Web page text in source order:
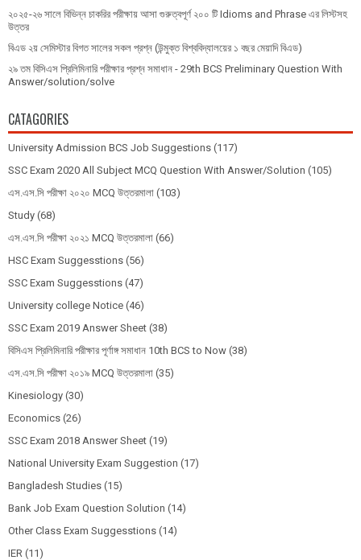
২০২৫-২৬ সালে বিভিন্ন চাকরির পরীক্ষায় আসা গুরুত্বপূর্ণ ২০০ টি Idioms and Phrase এর লিস্টসহ
উত্তর
বিএড ২য় সেমিস্টার বিগত সালের সকল প্রশ্ন (উন্মুক্ত বিশ্ববিদ্যালয়ের ১ বছর মেয়াদি বিএড)
২৯ তম বিসিএস প্রিলিমিনারি পরীক্ষার প্রশ্ন সমাধান - 29th BCS Preliminary Question With
Answer/solution/solve
CATAGORIES
University Admission BCS Job Suggestions (117)
SSC Exam 2020 All Subject MCQ Question With Answer/Solution (105)
এস.এস.সি পরীক্ষা ২০২০ MCQ উত্তরমালা (103)
Study (68)
এস.এস.সি পরীক্ষা ২০২১ MCQ উত্তরমালা (66)
HSC Exam Suggesstions (56)
SSC Exam Suggesstions (47)
University college Notice (46)
SSC Exam 2019 Answer Sheet (38)
বিসিএস প্রিলিমিনারি পরীক্ষার পূর্ণাঙ্গ সমাধান 10th BCS to Now (38)
এস.এস.সি পরীক্ষা ২০১৯ MCQ উত্তরমালা (35)
Kinesiology (30)
Economics (26)
SSC Exam 2018 Answer Sheet (19)
National University Exam Suggestion (17)
Bangladesh Studies (15)
Bank Job Exam Question Solution (14)
Other Class Exam Suggesstions (14)
IER (11)